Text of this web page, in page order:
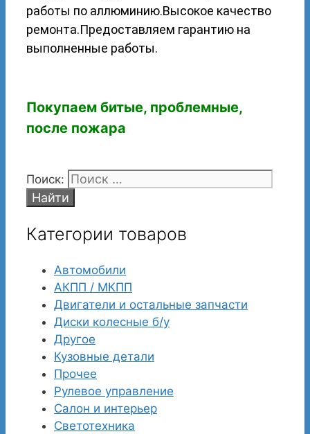
работы по аллюминию.Высокое качество
ремонта.Предоставляем гарантию на
выполненные работы.
Покупаем битые, проблемные,
после пожара
Поиск:
Категории товаров
Автомобили
АКПП / МКПП
Двигатели и остальные запчасти
Диски колесные б/у
Другое
Кузовные детали
Прочее
Рулевое управление
Салон и интерьер
Светотехника